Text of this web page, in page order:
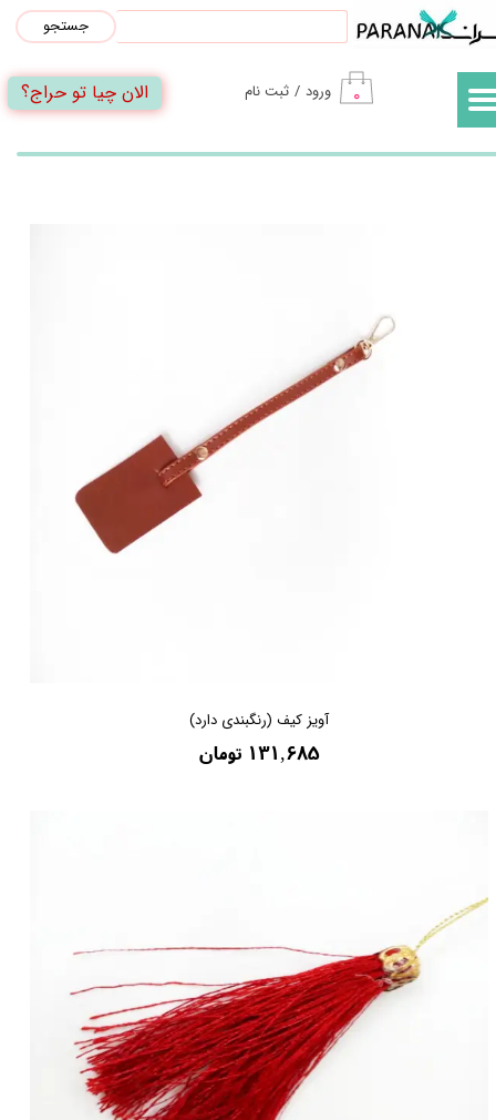
۰ ورود / ثبت نام
حساب کاربری من
تغییر گذر واژه
سفارشات
جستجو
الان چیا تو حراج؟
آویز کیف (رنگبندی دارد)
۱۳۱,۶۸۵ تومان